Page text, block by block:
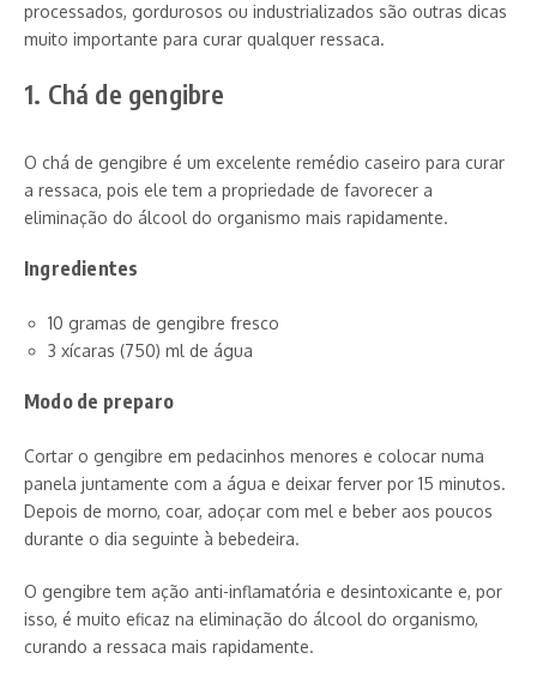
processados, gordurosos ou industrializados são outras dicas
muito importante para curar qualquer ressaca.
1. Chá de gengibre
O chá de gengibre é um excelente remédio caseiro para curar
a ressaca, pois ele tem a propriedade de favorecer a
eliminação do álcool do organismo mais rapidamente.
Ingredientes
10 gramas de gengibre fresco
3 xícaras (750) ml de água
Modo de preparo
Cortar o gengibre em pedacinhos menores e colocar numa
panela juntamente com a água e deixar ferver por 15 minutos.
Depois de morno, coar, adoçar com mel e beber aos poucos
durante o dia seguinte à bebedeira.
O gengibre tem ação anti-inflamatória e desintoxicante e, por
isso, é muito eficaz na eliminação do álcool do organismo,
curando a ressaca mais rapidamente.